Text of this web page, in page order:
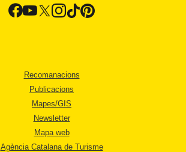
Recomanacions
Publicacions
Mapes/GIS
Newsletter
Mapa web
Agència Catalana de Turisme